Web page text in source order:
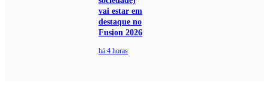
vai estar em
destaque no
Fusion 2026
há 4 horas